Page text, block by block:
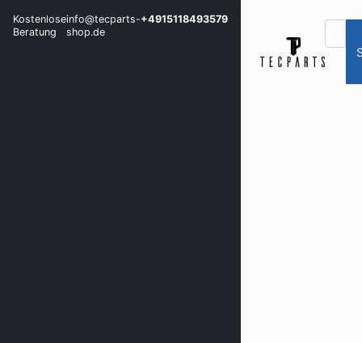
Kostenlose
Beratung
info@tecparts-
shop.de
+4915118493579